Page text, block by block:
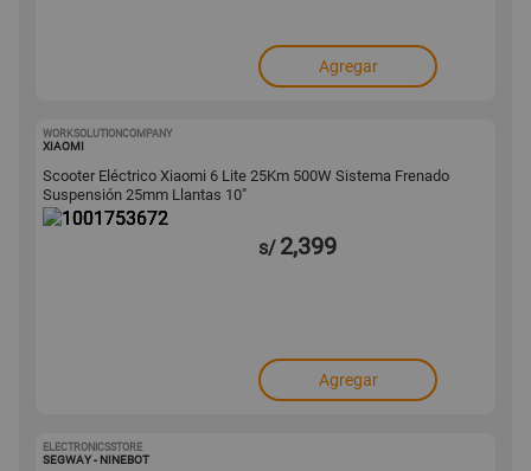
Agregar
WORKSOLUTIONCOMPANY
XIAOMI
Scooter Eléctrico Xiaomi 6 Lite 25Km 500W Sistema Frenado
Suspensión 25mm Llantas 10"
s/ 2,399
Agregar
ELECTRONICSSTORE
SEGWAY - NINEBOT